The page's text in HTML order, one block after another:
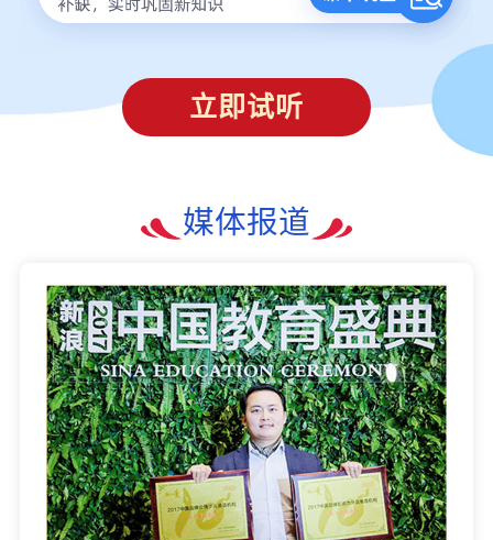
立即试听
媒体报道